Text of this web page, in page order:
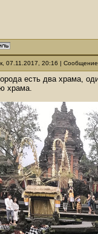
07.11.2017, 20:16 |
есть два храма,
храма.